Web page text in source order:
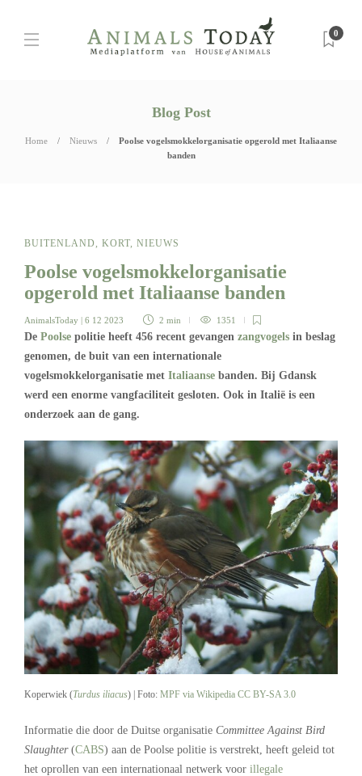
0
Blog Post
Home Nieuws
Poolse vogelsmokkelorganisatie opgerold met Italiaanse
banden
BUITENLAND, KORT, NIEUWS
Poolse vogelsmokkelorganisatie
opgerold met Italiaanse banden
AnimalsToday | 6 12 2023 2 min 1351
De Poolse politie heeft 456 recent gevangen zangvogels in beslag
genomen, de buit van een internationale
vogelsmokkelorganisatie met Italiaanse banden. Bij Gdansk
werd een enorme vangfaciliteit gesloten. Ook in Italië is een
onderzoek aan de gang.
Koperwiek (Turdus iliacus) | Foto: MPF via Wikipedia CC BY-SA 3.0
Informatie die door de Duitse organisatie Committee Against Bird
Slaughter(CABS) aan de Poolse politie is verstrekt, heeft geleid tot
het oprollen van een internationaal netwerk voor illegale